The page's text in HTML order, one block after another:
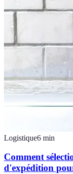
Logistique6 min
Comment
d'expédition